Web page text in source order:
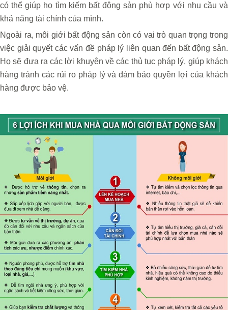
có thể giúp họ tìm kiếm bất động sản phù hợp với nhu cầu và
khả năng tài chính của mình.
Ngoài ra, môi giới bất động sản còn có vai trò quan trọng trong
việc giải quyết các vấn đề pháp lý liên quan đến bất động sản.
Họ sẽ đưa ra các lời khuyên về các thủ tục pháp lý, giúp khách
hàng tránh các rủi ro pháp lý và đảm bảo quyền lợi của khách
hàng được bảo vệ.